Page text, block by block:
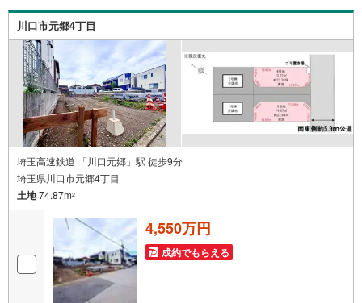
徒歩4分○まいばすけっと川口本町1丁目店:徒歩13分○ヤオ
コー川口本町店:徒歩14分○ローソン川口元郷二丁目店:徒歩
3分○ファミリーマート川口元郷店:徒4分○セブンイレブン川
口元郷3丁目店:徒歩9分○ドラッグセイムス川口元郷店:徒歩
4分○トモズ川口エルザタワー店:徒歩4分○川口元郷郵便局:
徒歩2分○ゆうちょ銀行川口店:徒歩10分
川口市元郷4丁目
埼玉高速鉄道 「川口元郷」駅 徒歩9分
埼玉県川口市元郷4丁目
土地74.87m2
4,550万円
成約でもらえる